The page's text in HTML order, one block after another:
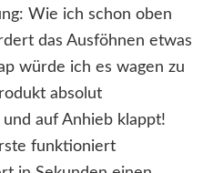
Wie ich schon oben
das Ausföhnen etwas
würde ich es wagen zu
absolut
auf Anhieb klappt!
funktioniert